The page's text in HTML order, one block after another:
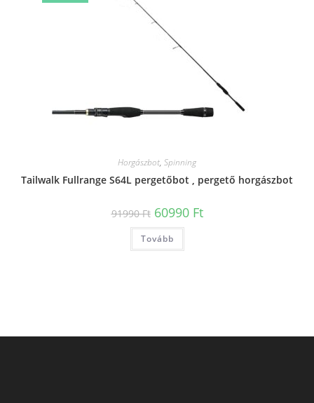
Horgászbot, Spinning
Tailwalk Fullrange S64L pergetőbot , pergető horgászbot
91990Ft Original
price
was:
91990 Ft.
60990 FtCurrent
price
Tovább